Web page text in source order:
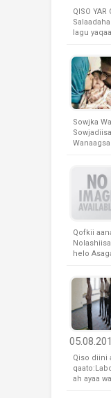
QISO
lagu
Sowjka
Qofkii
helo
Qiso diini
ah ayaa